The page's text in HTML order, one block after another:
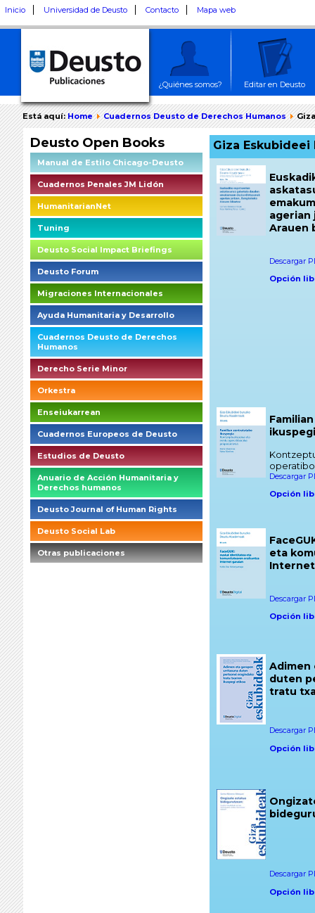
Inicio Universidad de Deusto Contacto Mapa web
¿Quiénes somos? Editar en Deusto
Está aquí:Home Cuadernos Deusto de Derechos Humanos
Deusto Open Books
Manual de Estilo Chicago-Deusto
Cuadernos Penales JM Lidón
HumanitarianNet
Tuning
Deusto Social Impact Briefings
Deusto Forum
Migraciones Internacionales
Ayuda Humanitaria y Desarrollo
Cuadernos Deusto de Derechos
Humanos
Derecho Serie Minor
Orkestra
Enseiukarrean
Cuadernos Europeos de Deusto
Estudios de Deusto
Anuario de Acción Humanitaria y
Derechos humanos
Deusto Journal of Human Rights
Deusto Social Lab
Otras publicaciones
Giza
agerian
Arauen
Descargar
Opción
Descargar
Opción
eta
Descargar
Opción
Adimen
duten
tratu
Descargar
Opción
Descargar
Opción